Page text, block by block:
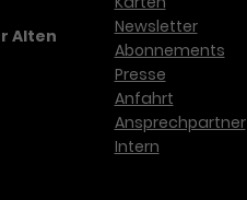
Alten
Newsletter
Abonnements
Presse
Anfahrt
Ansprechpartner
Intern